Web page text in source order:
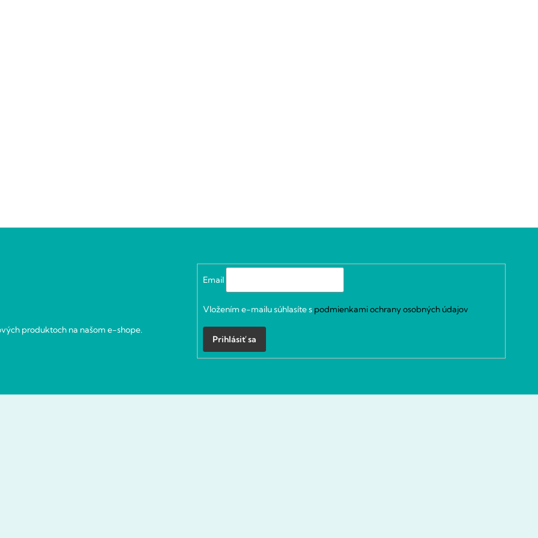
produktoch na našom e-shope.
Email
Vložením e-mailu súhlasíte s podmienkami ochrany osobných údajov
Prihlásiť sa